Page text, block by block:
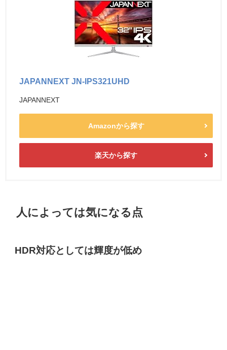
JAPANNEXT JN-IPS321UHD
JAPANNEXT
Amazonから探す
楽天から探す
人によっては気になる点
HDR対応としては輝度が低め